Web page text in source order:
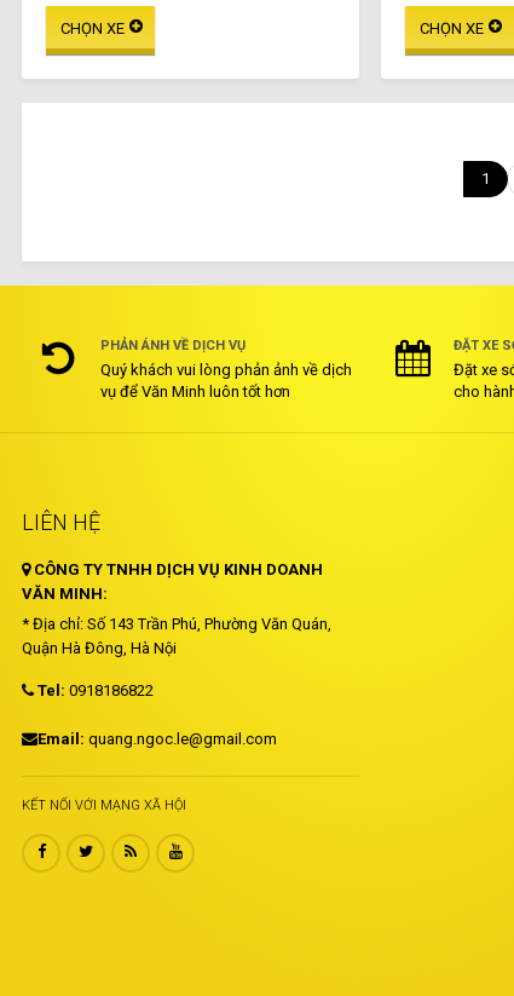
1
PHẢN ÁNH VỀ DỊCH VỤ
Quý khách vui lòng phản ảnh về dịch
vụ để Văn Minh luôn tốt hơn
ĐẶT XE
Đặt xe
cho
LIÊN HỆ
CÔNG TY TNHH DỊCH VỤ KINH DOANH
VĂN MINH:
* Địa chỉ: Số 143 Trần Phú, Phường Văn Quán,
Quận Hà Đông, Hà Nội
Tel: 0918186822
Email: quang.ngoc.le@gmail.com
KẾT NỐI VỚI MẠNG XÃ HỘI